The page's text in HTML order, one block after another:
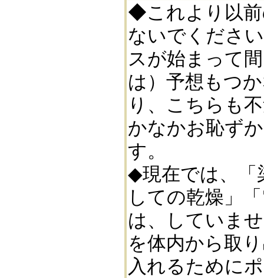
◆これより以
ないでくださ
スが始まって
は）予想もつ
り、こちらも
かなかお恥ず
す。
◆現在では、「
しての乾燥」
は、していま
を体内から取
入れるために